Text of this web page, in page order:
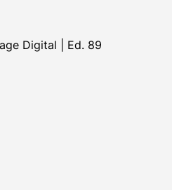
Digital | Ed. 89